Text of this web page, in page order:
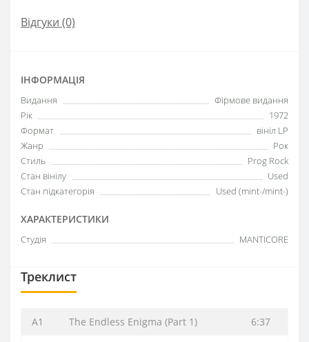
Відгуки (0)
ІНФОРМАЦІЯ
Видання
Фірмове видання
Рік
1972
Формат
вініл LP
Жанр
Рок
Стиль
Prog Rock
Стан вінілу
Used
Стан підкатегорія
Used (mint-/mint-)
ХАРАКТЕРИСТИКИ
Студія MANTICORE
Треклист
A1 The Endless Enigma (Part 1) 6:37